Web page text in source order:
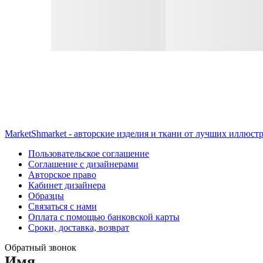
MarketShmarket - авторские изделия и ткани от лучших
Пользовательское соглашение
Соглашение с дизайнерами
Авторское право
Кабинет дизайнера
Образцы
Связаться с нами
Оплата с помощью банковской карты
Сроки, доставка, возврат
Обратный звонок